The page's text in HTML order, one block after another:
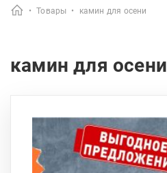
• Товары • камин для осени
камин для осени